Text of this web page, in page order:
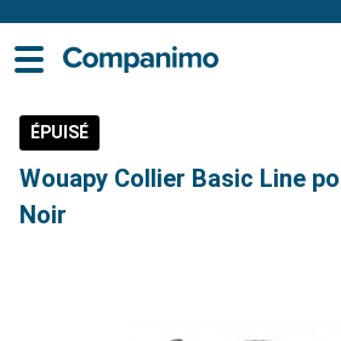
ÉPUISÉ
Wouapy Collier Basic Line
Noir